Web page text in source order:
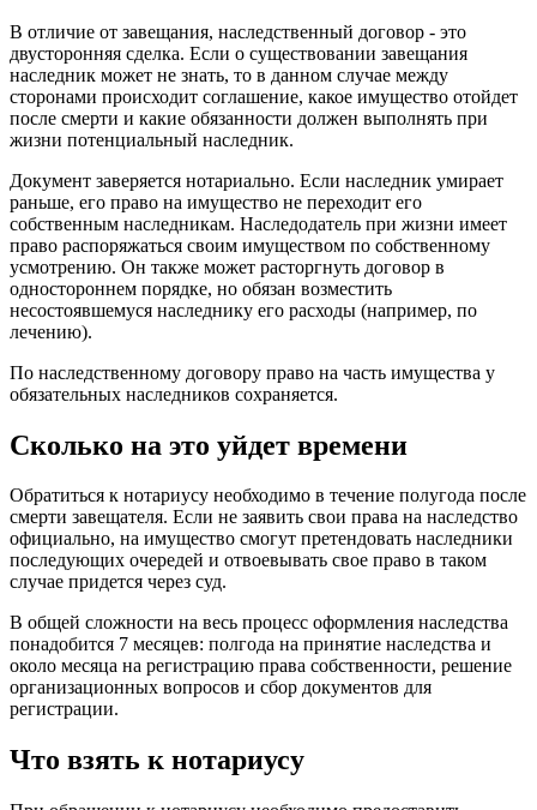
В отличие от завещания, наследственный договор - это
двусторонняя сделка. Если о существовании завещания
наследник может не знать, то в данном случае между
сторонами происходит соглашение, какое имущество отойдет
после смерти и какие обязанности должен выполнять при
жизни потенциальный наследник.
Документ заверяется нотариально. Если наследник умирает
раньше, его право на имущество не переходит его
собственным наследникам. Наследодатель при жизни имеет
право распоряжаться своим имуществом по собственному
усмотрению. Он также может расторгнуть договор в
одностороннем порядке, но обязан возместить
несостоявшемуся наследнику его расходы (например, по
лечению).
По наследственному договору право на часть имущества у
обязательных наследников сохраняется.
Сколько на это уйдет времени
Обратиться к нотариусу необходимо в течение полугода после
смерти завещателя. Если не заявить свои права на наследство
официально, на имущество смогут претендовать наследники
последующих очередей и отвоевывать свое право в таком
случае придется через суд.
В общей сложности на весь процесс оформления наследства
понадобится 7 месяцев: полгода на принятие наследства и
около месяца на регистрацию права собственности, решение
организационных вопросов и сбор документов для
регистрации.
Что взять к нотариусу